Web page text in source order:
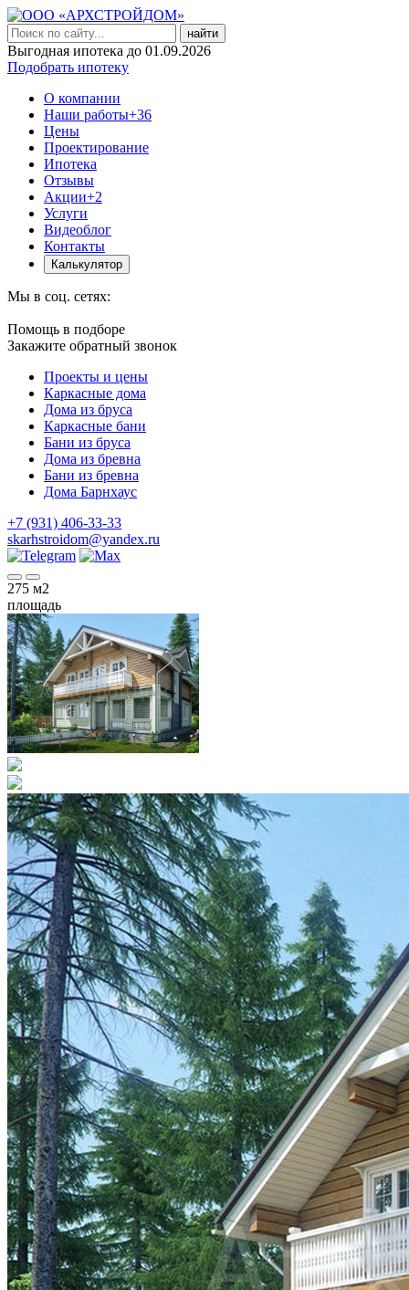
найти
Выгодная ипотека до 01.09.2026
Подобрать ипотеку
О компании
Наши работы+36
Цены
Проектирование
Ипотека
Отзывы
Акции+2
Услуги
Видеоблог
Контакты
Калькулятор
Мы в соц. сетях:
Помощь в подборе
Закажите обратный звонок
Проекты и цены
Каркасные дома
Дома из бруса
Каркасные бани
Бани из бруса
Дома из бревна
Бани из бревна
Дома Барнхаус
+7 (931) 406-33-33
skarhstroidom@yandex.ru
275 м2
площадь